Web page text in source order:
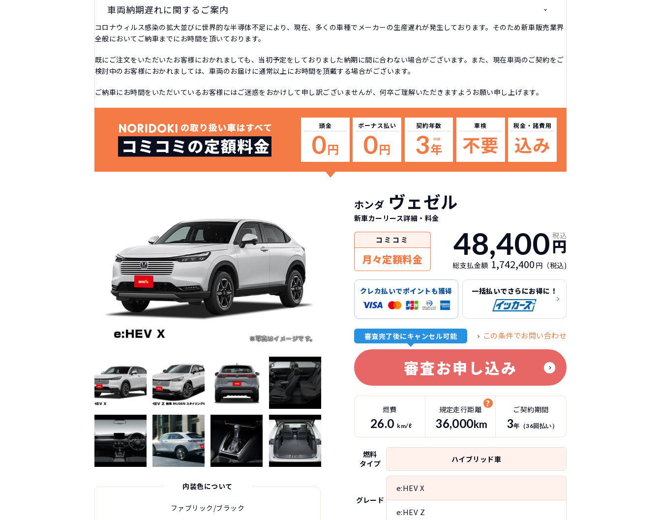
車両納期遅れに関するご案内
コロナウィルス感染の拡大並びに世界的な半導体不足により、現在、多くの車種でメーカーの生産遅れが発生しております。そのため新車販売業界
全般においてご納車までにお時間を頂いております。
既にご注文をいただいたお客様におかれましても、当初予定をしておりました納期に間に合わない場合がございます。また、現在車両のご契約をご
検討中のお客様におかれましては、車両のお届けに通常以上にお時間を頂戴する場合がございます。
ご納車にお時間をいただいているお客様にはご迷惑をおかけして申し訳ございませんが、何卒ご理解いただきますようお願い申し上げます。
頭金
0円
ボーナス払い
0円
契約年数
3年
36回
車検
不要
税金 ・諸費用
込み
ホンダ ヴェゼル
新車カーリース詳細 ・料金
コミ コミ
月々定額料金 48,400 税込
円
総支払金額 1,742,400 円（税込)
クレカ払いでポイントも獲得 一括払いでさらにお得に！
審査完了後にキャンセル可能 この条件でお問い合わせ
審査お申し込み
燃費
26.0 km/ℓ
規定走行距離
36,000km
ご契約期間
3年（36回払い）
燃料
タイプ
ハイブリッド車
グレード
e:HEV X
e:HEV Z
内装色について
ファブリック/ブラック